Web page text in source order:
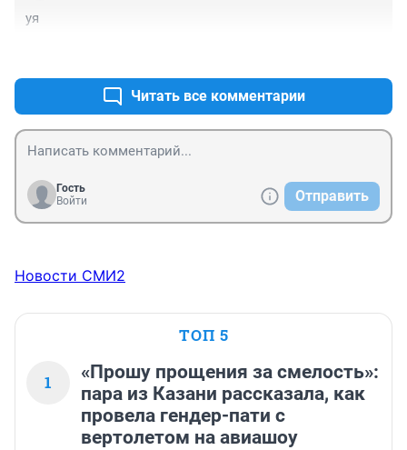
уя
Читать все комментарии
Гость
Войти
Отправить
Новости СМИ2
ТОП 5
1
«Прошу прощения за смелость»:
пара из Казани рассказала, как
провела гендер-пати с
вертолетом на авиашоу